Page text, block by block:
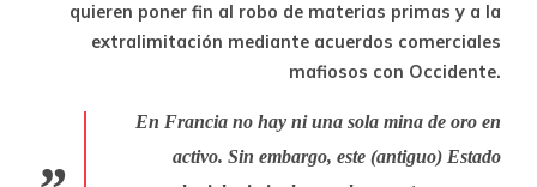
quieren poner fin al robo de materias primas y a la
extralimitación mediante acuerdos comerciales
mafiosos con Occidente.
En Francia no hay ni una sola mina de oro en
activo. Sin embargo, este (antiguo) Estado